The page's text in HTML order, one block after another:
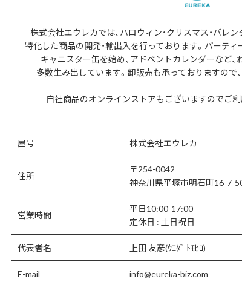
株式会社エウレカでは、ハロウィン・クリスマス・バレ
特化した商品の開発・輸出入を行っております。パーテ
キャニスター缶を始め、アドベントカレンダーなど
多数生み出しています。卸販売も承っておりますので
自社商品のオンラインストアもございますのでご
屋号 株式会社エウレカ
住所
〒254-0042
神奈川県平塚市明石町16-7-
営業時間
平日10:00-17:00
定休日 : 土日祝日
代表者名 上田 友彦(ｳｴﾀﾞ ﾄﾓﾋｺ)
E-mail info@eureka-biz.com